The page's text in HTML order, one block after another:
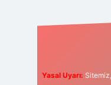
Yasal Uyarı: